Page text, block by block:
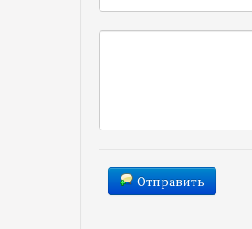
Отправить